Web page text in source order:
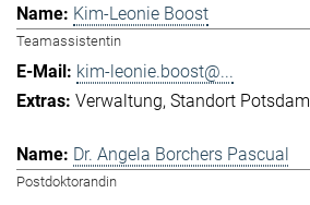
Kim-Leonie Boost
Teamassistentin
kim-leonie.boost@...
Verwaltung Standort Potsdam
Dr. Angela Borchers Pascual
Postdoktorandin